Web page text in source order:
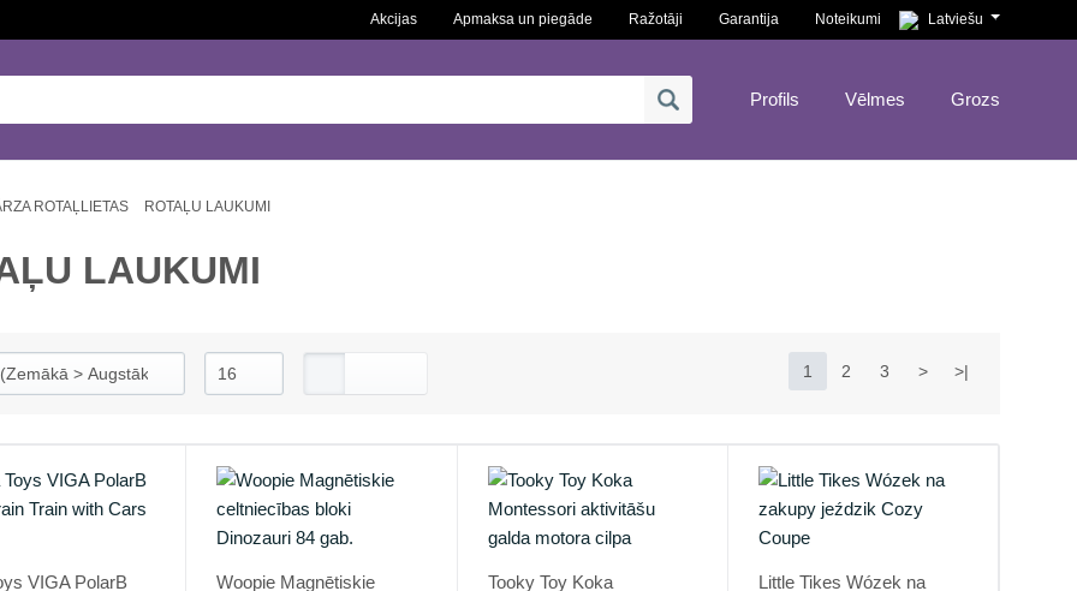
Akcijas Apmaksa un piegāde Ražotāji Garantija Noteikumi Latviešu
Profils Vēlmes Grozs
ROTAĻLIETAS ROTAĻU LAUKUMI
LAUKUMI
1 2 3 > >|
VIGA PolarB
Woopie Magnētiskie
Tooky Toy Koka
Little Tikes Wózek na